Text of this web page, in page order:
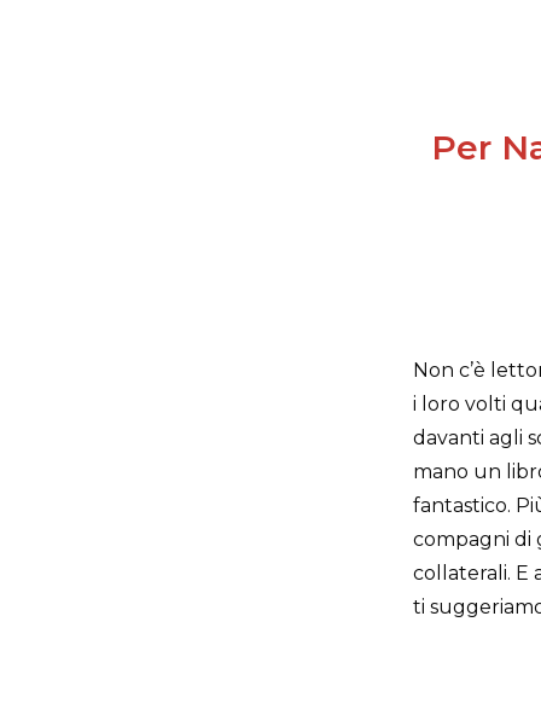
Per
Non c’è
i loro volti
davanti agli
mano un
fantastico.
compagni di
collaterali. E
ti